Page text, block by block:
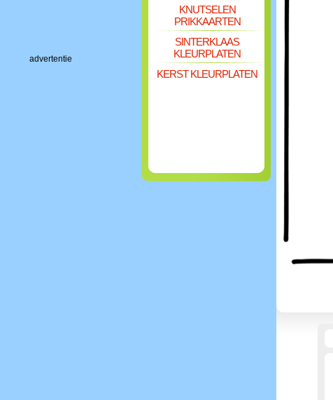
advertentie
KNUTSELEN
PRIKKAARTEN
SINTERKLAAS
KLEURPLATEN
KERST KLEURPLATEN